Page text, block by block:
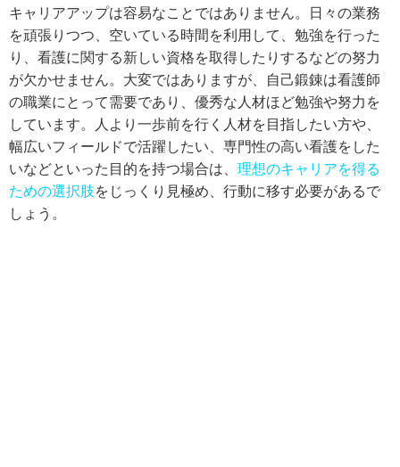
キャリアアップは容易なことではありません。日々の業務
を頑張りつつ、空いている時間を利用して、勉強を行った
り、看護に関する新しい資格を取得したりするなどの努力
が欠かせません。大変ではありますが、自己鍛錬は看護師
の職業にとって需要であり、優秀な人材ほど勉強や努力を
しています。人より一歩前を行く人材を目指したい方や、
幅広いフィールドで活躍したい、専門性の高い看護をした
いなどといった目的を持つ場合は、 理想のキャリアを得る
ための選択肢をじっくり見極め、行動に移す必要があるで
しょう。